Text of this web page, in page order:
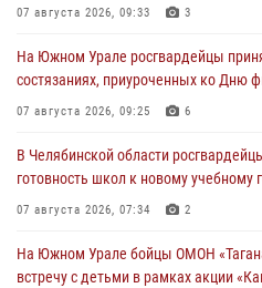
07 августа 2026, 09:33 3
На Южном Урале росгвардейцы
состязаниях, приуроченных ко Дню
07 августа 2026, 09:25 6
В Челябинской области
готовность школ к новому учебному
07 августа 2026, 07:34 2
На Южном Урале бойцы ОМОН
встречу с детьми в рамках акции